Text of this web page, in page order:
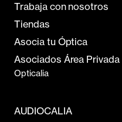
Trabaja con nosotros
Tiendas
Asocia tu Óptica
Asociados Área Privada
Opticalia
AUDIOCALIA